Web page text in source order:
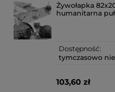
Żywołapka
humanitarna
Dostępność:
tymczasowo
103,60 zł